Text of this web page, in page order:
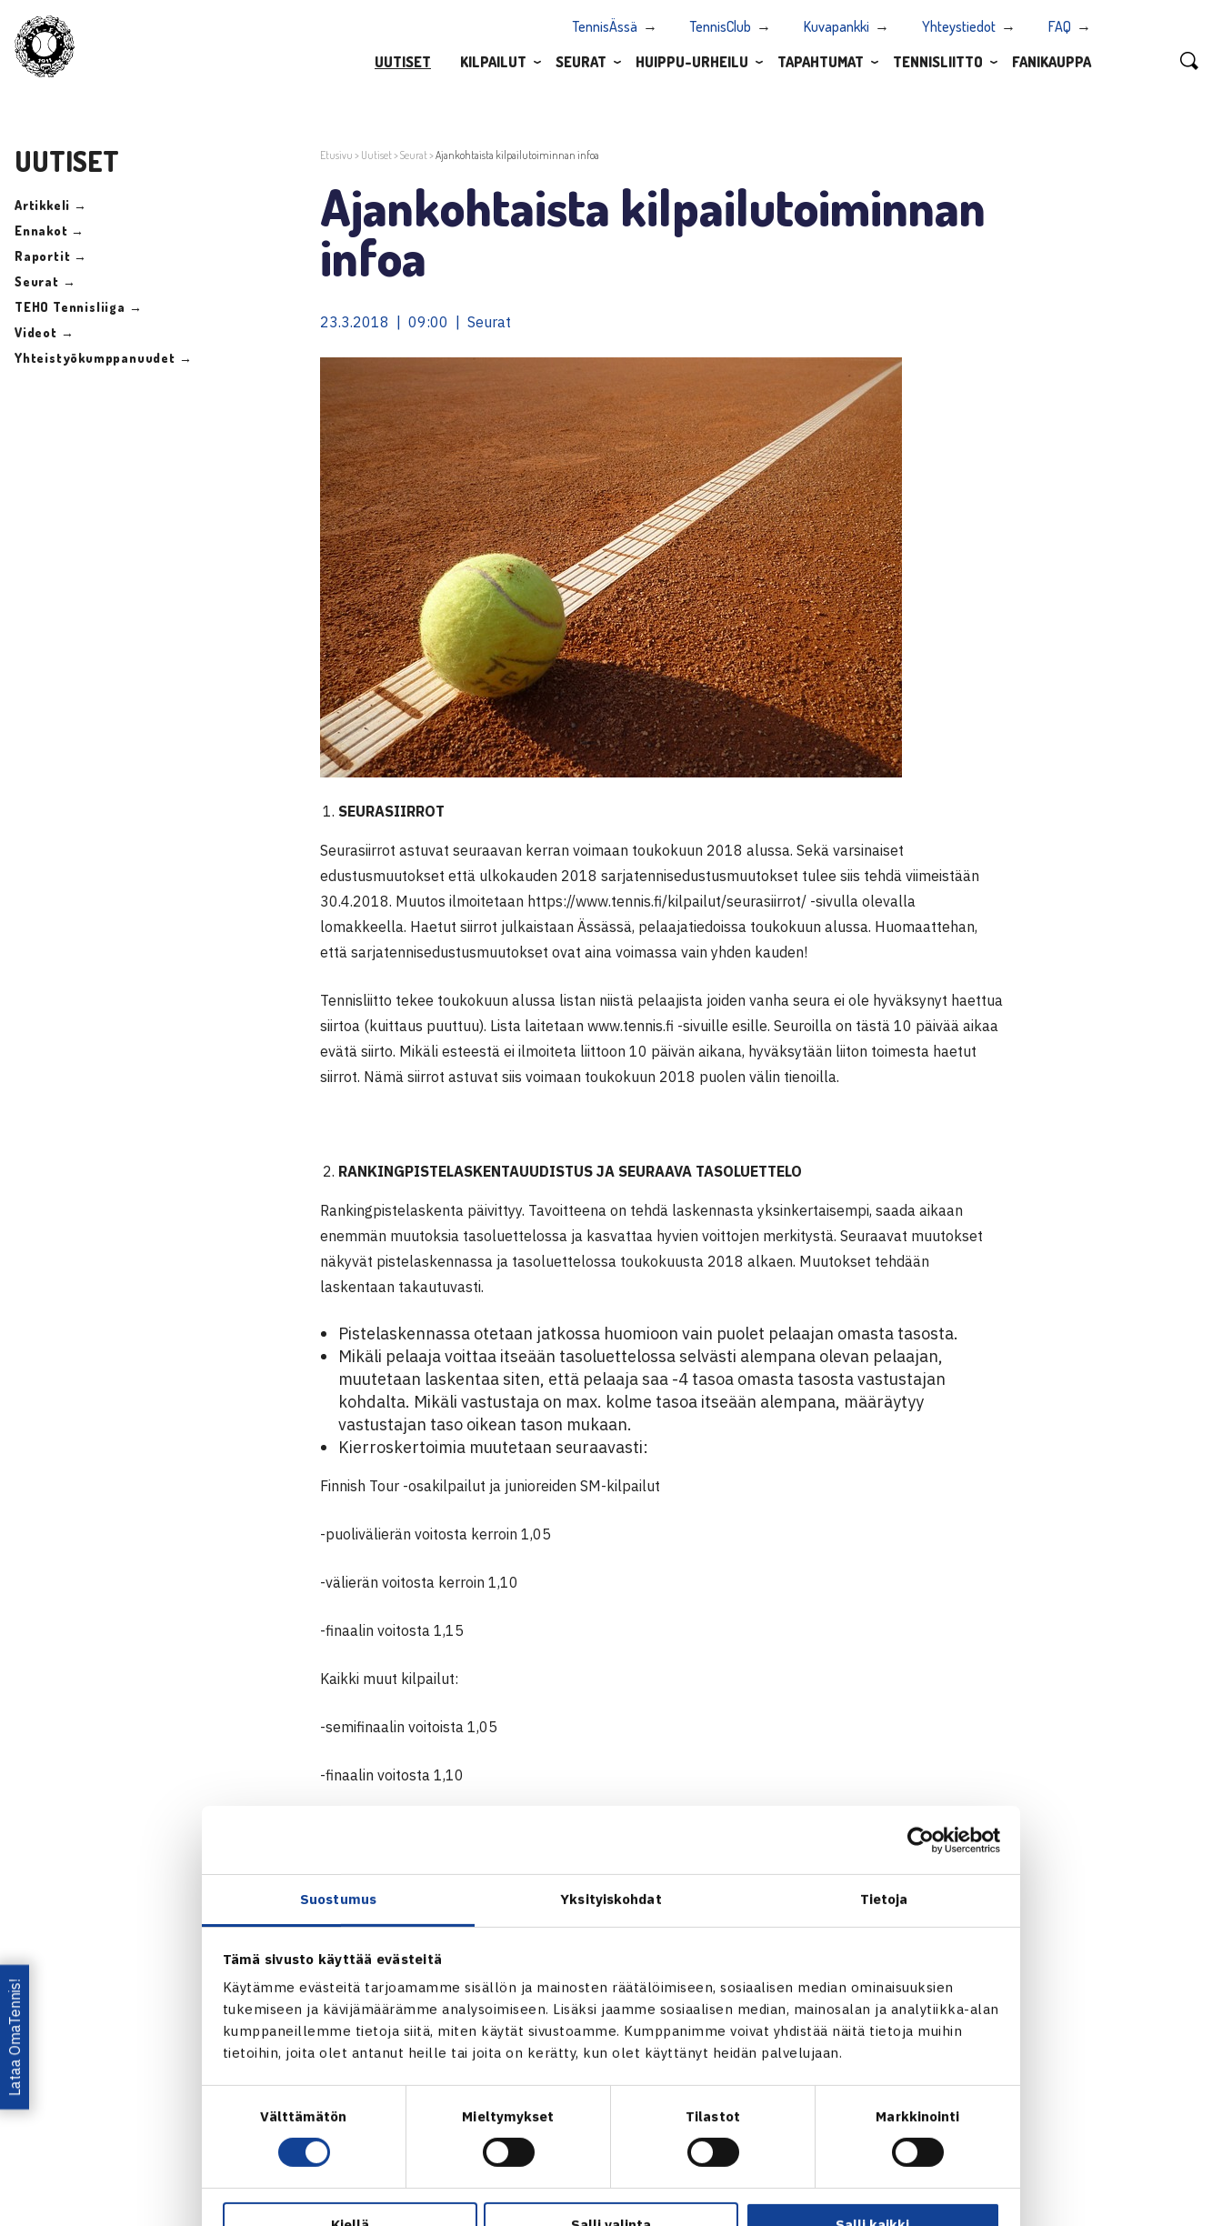
Suostumus Yksityiskohdat Tietoja
Tämä sivusto käyttää evästeitä
Käytämme evästeitä tarjoamamme sisällön ja mainosten räätälöimiseen, sosiaalisen median ominaisuuksien
tukemiseen ja kävijämäärämme analysoimiseen. Lisäksi jaamme sosiaalisen median, mainosalan ja analytiikka-alan
kumppaneillemme tietoja siitä, miten käytät sivustoamme. Kumppanimme voivat yhdistää näitä tietoja muihin
tietoihin, joita olet antanut heille tai joita on kerätty, kun olet käyttänyt heidän palvelujaan.
Välttämätön Mieltymykset Tilastot Markkinointi
TennisÄssä TennisClub Kuvapankki Yhteystiedot
FAQ
UUTISET
KILPAILUT SEURAT HUIPPU-URHEILU TAPAHTUMAT TENNISLIITTO FANIKAUPPA
UUTISET
Artikkeli →
Ennakot →
Raportit →
Seurat →
TEHO Tennisliiga →
Videot →
Yhteistyökumppanuudet →
Etusivu > Uutiset>Seurat>Ajankohtaista kilpailutoiminnan infoa
Ajankohtaista kilpailutoiminnan
infoa
23.3.2018 | 09:00 | Seurat
SEURASIIRROT
Seurasiirrot astuvat seuraavan kerran voimaan toukokuun 2018 alussa. Sekä varsinaiset
edustusmuutokset että ulkokauden 2018 sarjatennisedustusmuutokset tulee siis tehdä viimeistään
30.4.2018. Muutos ilmoitetaan https://www.tennis.fi/kilpailut/seurasiirrot/ -sivulla olevalla
lomakkeella. Haetut siirrot julkaistaan Ässässä, pelaajatiedoissa toukokuun alussa. Huomaattehan,
että sarjatennisedustusmuutokset ovat aina voimassa vain yhden kauden!
Tennisliitto tekee toukokuun alussa listan niistä pelaajista joiden vanha seura ei ole hyväksynyt haettua
siirtoa (kuittaus puuttuu). Lista laitetaan www.tennis.fi -sivuille esille. Seuroilla on tästä 10 päivää aikaa
evätä siirto. Mikäli esteestä ei ilmoiteta liittoon 10 päivän aikana, hyväksytään liiton toimesta haetut
siirrot. Nämä siirrot astuvat siis voimaan toukokuun 2018 puolen välin tienoilla.
RANKINGPISTELASKENTAUUDISTUS JA SEURAAVA TASOLUETTELO
Rankingpistelaskenta päivittyy. Tavoitteena on tehdä laskennasta yksinkertaisempi, saada aikaan
enemmän muutoksia tasoluettelossa ja kasvattaa hyvien voittojen merkitystä. Seuraavat muutokset
näkyvät pistelaskennassa ja tasoluettelossa toukokuusta 2018 alkaen. Muutokset tehdään
laskentaan takautuvasti.
Pistelaskennassa otetaan jatkossa huomioon vain puolet pelaajan omasta tasosta.
Mikäli pelaaja voittaa itseään tasoluettelossa selvästi alempana olevan pelaajan,
muutetaan laskentaa siten, että pelaaja saa -4 tasoa omasta tasosta vastustajan
kohdalta. Mikäli vastustaja on max. kolme tasoa itseään alempana, määräytyy
vastustajan taso oikean tason mukaan.
Kierroskertoimia muutetaan seuraavasti:
Finnish Tour -osakilpailut ja junioreiden SM-kilpailut
-puolivälierän voitosta kerroin 1,05
-välierän voitosta kerroin 1,10
-finaalin voitosta 1,15
Kaikki muut kilpailut:
-semifinaalin voitoista 1,05
-finaalin voitosta 1,10
Kun miehet ja naiset pelaavat vastakkain, saa voittanut osapuoli pisteet siten että vastustajan taso on
-4 omasta tasosta.
tulokset 30.4.2018 asti, ja pisteet on muutettu takautuvasti vastaamaan uutta pistelaskentatapaa.
Pistelaskennan muutoksesta johtuen tasoluettelon julkaisemiseen saattaa tulla pientä viivettä.
Viikonloppu 11.-13.5. pelataan vanhan luettelon mukaisesti, ja viikonloppu 18.-20.5. uudella
luettelolla. Yleisessä sarjatenniksessä pelaajajärjestys perustuu aina otteluhetkellä voimassa olevaan
SARJATENNIS ULKOKAUDELLA 2018
Ulkokauden sarjatenniksen pelikausi on 1.6.- 20.8.2018.
Lataa OmaTennis!